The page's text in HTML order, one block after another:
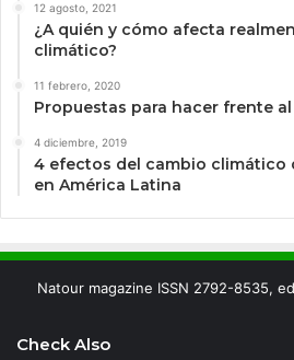
12 agosto, 2021
¿A quién y cómo afecta
climático?
11 febrero, 2020
Propuestas para hacer frente
4 diciembre, 2019
4 efectos del cambio climático
en América Latina
Natour magazine ISSN 2792-8535,
Check Also